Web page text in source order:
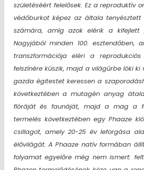
születéséért felelősek. Ez a reproduktív
védőburkot képez az általa tenyésztett
számára, amíg azok elérik a kifejlett
Nagyjából minden 100. esztendőben,
transzformációja eléri a
felszínére kúszik, majd a világűrbe löki
gazda égitestet keressen a
következtében a mutagén anyag
flóráját és faunáját, majd a mag a
termelés következtében egy Phaaze
csillagot, amely 20-25 év leforgása
élővilágát. A Phaaze natív formában
folyamat egyelőre még nem ismert: